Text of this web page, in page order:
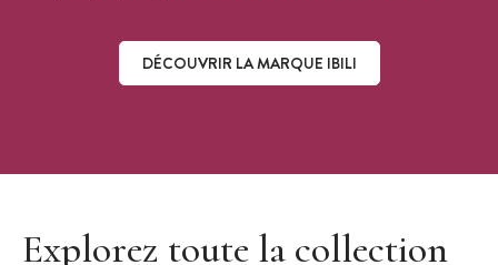
DÉCOUVRIR LA MARQUE IBILI
Explorez toute la collection